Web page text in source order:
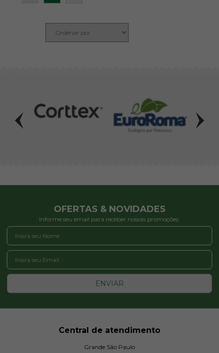
OFERTAS & NOVIDADES
Informe seu email para receber nossas promoções:
ENVIAR
Central de atendimento
Grande São Paulo